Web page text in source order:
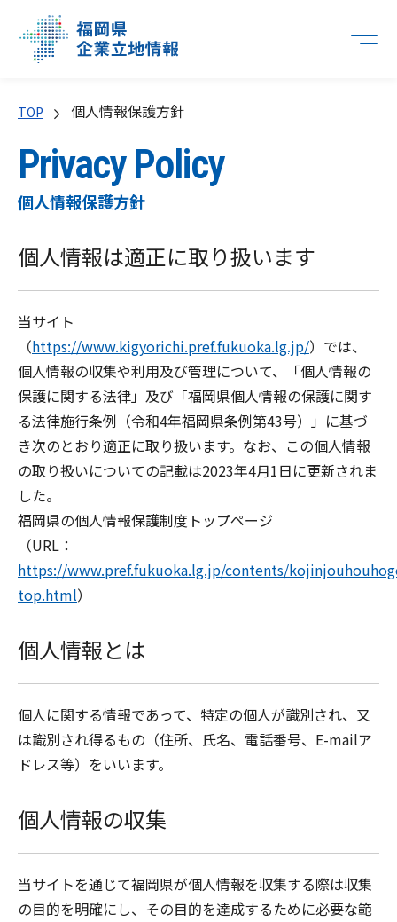
TOP 個人情報保護方針
Privacy Policy
個人情報保護方針
個人情報は適正に取り扱います
当サイト
（https://www.kigyorichi.pref.fukuoka.lg.jp/）では、
個人情報の収集や利用及び管理について、「個人情報の
保護に関する法律」及び「福岡県個人情報の保護に関す
る法律施行条例（令和4年福岡県条例第43号）」に基づ
き次のとおり適正に取り扱います。なお、この個人情報
の取り扱いについての記載は2023年4月1日に更新されま
した。
福岡県の個人情報保護制度トップページ
（URL：
https://www.pref.fukuoka.lg.jp/contents/
top.html）
個人情報とは
個人に関する情報であって、特定の個人が識別され、又
は識別され得るもの（住所、氏名、電話番号、E-mailア
ドレス等）をいいます。
個人情報の収集
当サイトを通じて福岡県が個人情報を収集する際は収集
の目的を明確にし、その目的を達成するために必要な範